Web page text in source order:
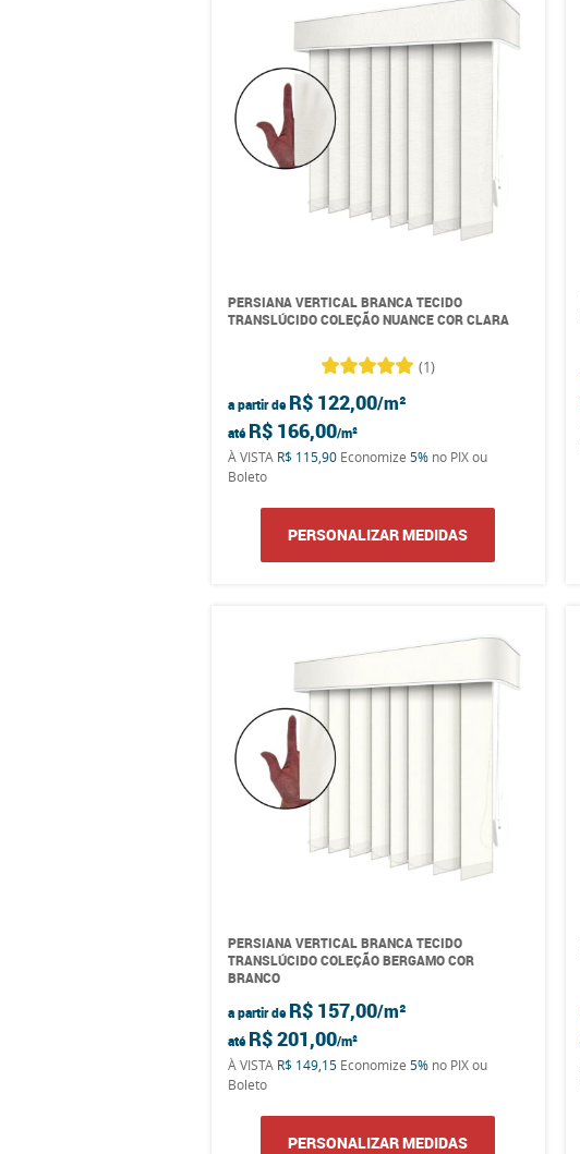
PERSIANA VERTICAL BRANCA TECIDO
TRANSLÚCIDO COLEÇÃO NUANCE COR CLARA
(1)
a partir de R$ 122,00
até R$ 166,00
À VISTA R$ 115,90Economize 5%no PIX ou
Boleto
PERSONALIZAR MEDIDAS
PERSIANA VERTICAL BRANCA TECIDO
TRANSLÚCIDO COLEÇÃO BERGAMO COR
BRANCO
a partir de R$ 157,00
até R$ 201,00
À VISTA R$ 149,15Economize 5%no PIX ou
Boleto
PERSONALIZAR MEDIDAS